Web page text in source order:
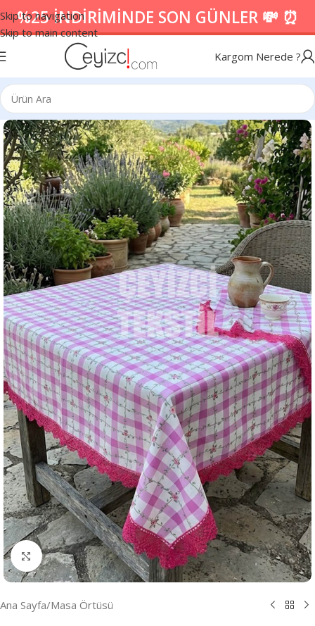
Skip to navigation
Skip to main content
%25 İNDİRİMİNDE SON GÜNLER 💸 ⏰
Kargom Nerede ?
Resmi Büyüt
Ana Sayfa/Masa Örtüsü